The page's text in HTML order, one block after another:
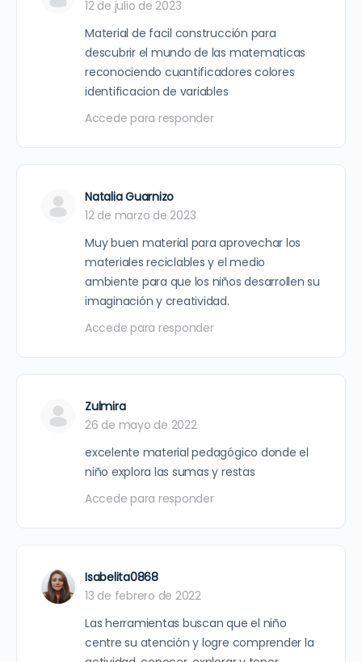
12 de julio de 2023
Material de facil construcción para
descubrir el mundo de las matematicas
reconociendo cuantificadores colores
identificacion de variables
Accede para responder
Natalia Guarnizo
12 de marzo de 2023
Muy buen material para aprovechar los
materiales reciclables y el medio
ambiente para que los niños desarrollen su
imaginación y creatividad.
Accede para responder
Zulmira
26 de mayo de 2022
excelente material pedagógico donde el
niño explora las sumas y restas
Accede para responder
Isabelita0868
13 de febrero de 2022
Las herramientas buscan que el niño
centre su atención y logre comprender la